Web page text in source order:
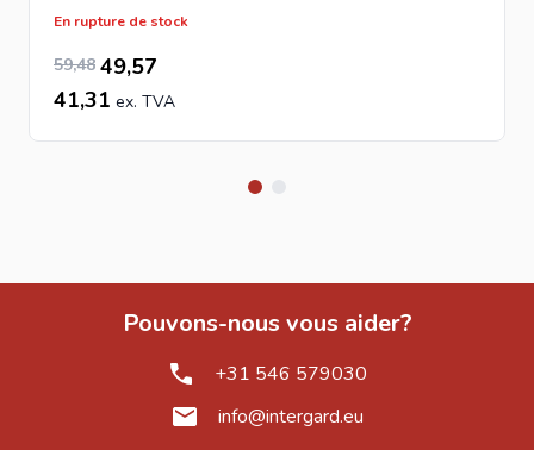
En rupture de stock
Prix Spécial
49,57
41,31
Prix normal
59,48
49,57
Pouvons-nous vous aider?
+31 546 579030
info@intergard.eu